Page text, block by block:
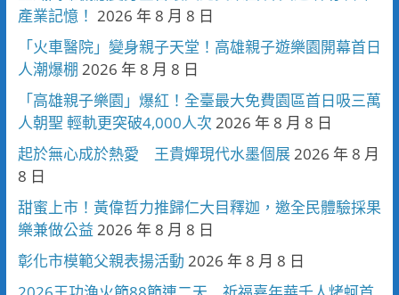
產業記憶！ 2026 年 8 月 8 日
「火車醫院」變身親子天堂！高雄親子遊樂園開幕首日
人潮爆棚 2026 年 8 月 8 日
「高雄親子樂園」爆紅！全臺最大免費園區首日吸三萬
人朝聖 輕軌更突破4,000人次 2026 年 8 月 8 日
起於無心成於熱愛 王貴嬋現代水墨個展2026 年 8 月
8 日
甜蜜上市！黃偉哲力推歸仁大目釋迦，邀全民體驗採果
樂兼做公益 2026 年 8 月 8 日
彰化市模範父親表揚活動 2026 年 8 月 8 日